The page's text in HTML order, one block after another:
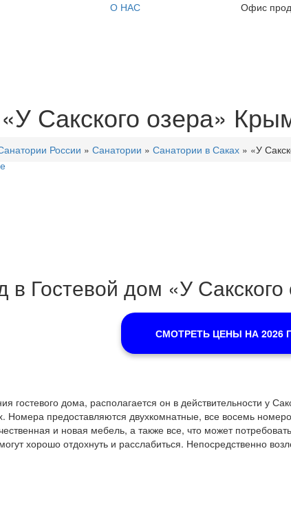
О НАС
Офис
Сакского озера»
России » Санатории » Санатории в Саках» «У
в Гостевой дом «У
СМОТРЕТЬ ЦЕНЫ НА 2026
гостевого дома, располагается он в действительности у
Номера предоставляются двухкомнатные, все восемь
и новая мебель, а также все, что может
хорошо отдохнуть и расслабиться. Непосредственно